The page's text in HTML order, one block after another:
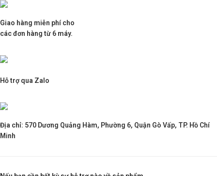
Giao hàng miễn phí cho
các đơn hàng từ 6 máy.
Hỗ trợ qua Zalo
Địa chỉ: 570 Dương Quảng Hàm, Phường 6, Quận Gò Vấp, TP. Hồ Chí
Minh